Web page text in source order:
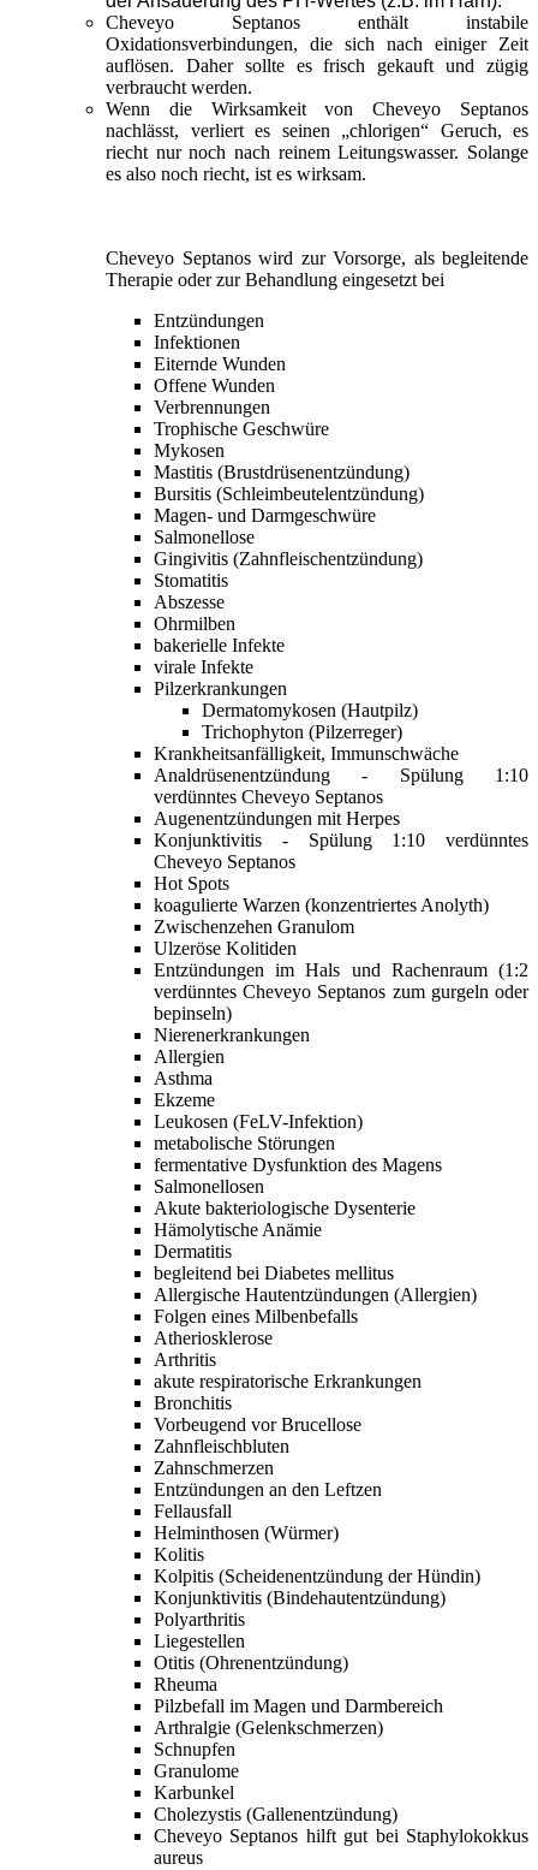
Cheveyo Septanos enthält instabile
Oxidationsverbindungen, die sich nach einiger Zeit
auflösen. Daher sollte es frisch gekauft und zügig
verbraucht werden.
Wenn die Wirksamkeit von Cheveyo Septanos
nachlässt, verliert es seinen „chlorigen“ Geruch, es
riecht nur noch nach reinem Leitungswasser. Solange
es also noch riecht, ist es wirksam.
Cheveyo Septanos wird zur Vorsorge, als begleitende
Therapie oder zur Behandlung eingesetzt bei
Entzündungen
Infektionen
Eiternde Wunden
Offene Wunden
Verbrennungen
Trophische Geschwüre
Mykosen
Mastitis (Brustdrüsenentzündung)
Bursitis (Schleimbeutelentzündung)
Magen- und Darmgeschwüre
Salmonellose
Gingivitis (Zahnfleischentzündung)
Stomatitis
Abszesse
Ohrmilben
bakerielle Infekte
virale Infekte
Pilzerkrankungen
Dermatomykosen (Hautpilz)
Trichophyton (Pilzerreger)
Krankheitsanfälligkeit, Immunschwäche
Analdrüsenentzündung - Spülung 1:10
verdünntes Cheveyo Septanos
Augenentzündungen mit Herpes
Konjunktivitis - Spülung 1:10 verdünntes
Cheveyo Septanos
Hot Spots
koagulierte Warzen (konzentriertes Anolyth)
Zwischenzehen Granulom
Ulzeröse Kolitiden
Entzündungen im Hals und Rachenraum (1:2
verdünntes Cheveyo Septanos zum gurgeln oder
bepinseln)
Nierenerkrankungen
Allergien
Asthma
Ekzeme
Leukosen (FeLV-Infektion)
metabolische Störungen
fermentative Dysfunktion des Magens
Salmonellosen
Akute bakteriologische Dysenterie
Hämolytische Anämie
Dermatitis
begleitend bei Diabetes mellitus
Allergische Hautentzündungen (Allergien)
Folgen eines Milbenbefalls
Atheriosklerose
Arthritis
akute respiratorische Erkrankungen
Bronchitis
Vorbeugend vorBrucellose
Zahnfleischbluten
Zahnschmerzen
Entzündungen an den Leftzen
Fellausfall
Helminthosen (Würmer)
Kolitis
Kolpitis (Scheidenentzündung der Hündin)
Konjunktivitis (Bindehautentzündung)
Polyarthritis
Liegestellen
Otitis (Ohrenentzündung)
Rheuma
Pilzbefall im Magen und Darmbereich
Arthralgie (Gelenkschmerzen)
Schnupfen
Granulome
Karbunkel
Cholezystis (Gallenentzündung)
Cheveyo Septanos hilft gut bei Staphylokokkus
aureus